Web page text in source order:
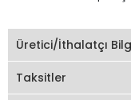
Üretici/İthalatçı
Taksitler